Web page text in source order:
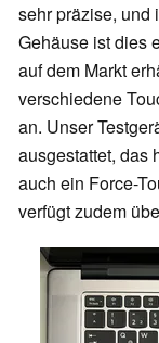
sehr präzise, und
Gehäuse ist dies
auf dem Markt
verschiedene
an. Unser
ausgestattet, das
auch ein Force-
verfügt zudem